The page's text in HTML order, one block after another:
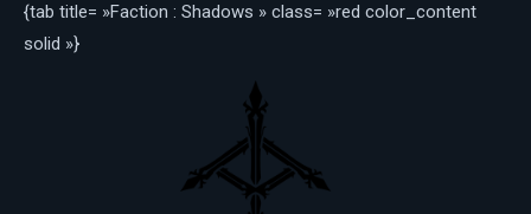
{tab title= »Faction : Shadows » class= »red color_content
solid »}